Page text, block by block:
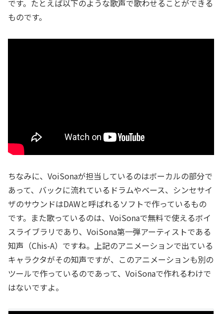
です。たとえば以下のような歌声で歌わせることができる
ものです。
ちなみに、VoiSonaが担当しているのはボーカルの部分で
あって、バックに流れているドラムやベース、シンセサイ
ザのサウンドはDAWと呼ばれるソフトで作っているもの
です。また歌っているのは、VoiSonaで無料で使えるボイ
スライブラリであり、VoiSona第一弾アーティストである
知声（Chis-A）ですね。上記のアニメーションで出ている
キャラクタがその知声ですが、このアニメーションも別の
ツールで作っているのであって、VoiSonaで作れるわけで
はないですよ。